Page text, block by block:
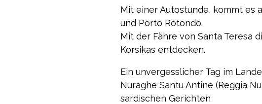
Mit einer Autostunde, kommt es
und Porto Rotondo.
Mit der Fähre von Santa Teresa
Korsikas entdecken.
Ein unvergesslicher Tag im
Nuraghe Santu Antine (Reggia
sardischen Gerichten